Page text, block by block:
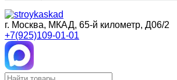
г. Москва, МКАД, 65-й километр, Д06/2
+7(925)109-01-01